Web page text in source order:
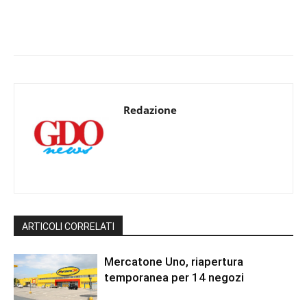
Redazione
ARTICOLI CORRELATI
Mercatone Uno, riapertura
temporanea per 14 negozi